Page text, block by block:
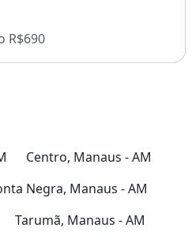
R$690
Centro, Manaus - AM
Negra, Manaus - AM
Tarumã, Manaus - AM